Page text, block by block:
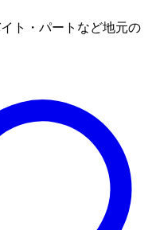
ト・パートなど地元の